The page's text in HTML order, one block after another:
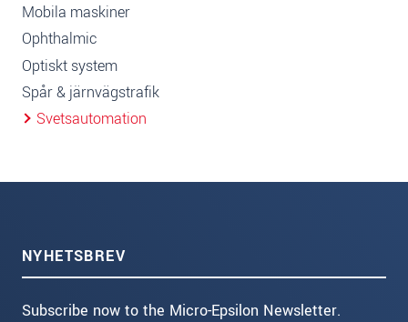
Mobila maskiner
Ophthalmic
Optiskt system
Spår & järnvägstrafik
Svetsautomation
NYHETSBREV
Subscribe now to the Micro-Epsilon Newsletter.